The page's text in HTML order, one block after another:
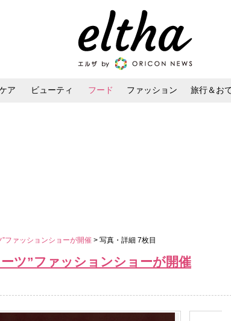
ア ビューティ フード ファッション 旅行＆お
ファッションショーが開催 > 写真・詳細 7枚目
ツ”ファッションショーが開催